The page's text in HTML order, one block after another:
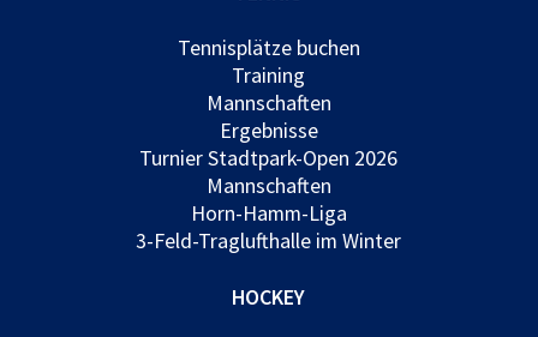
Tennisplätze buchen
Training
Mannschaften
Ergebnisse
Turnier Stadtpark-Open 2026
Mannschaften
Horn-Hamm-Liga
3-Feld-Traglufthalle im Winter
HOCKEY